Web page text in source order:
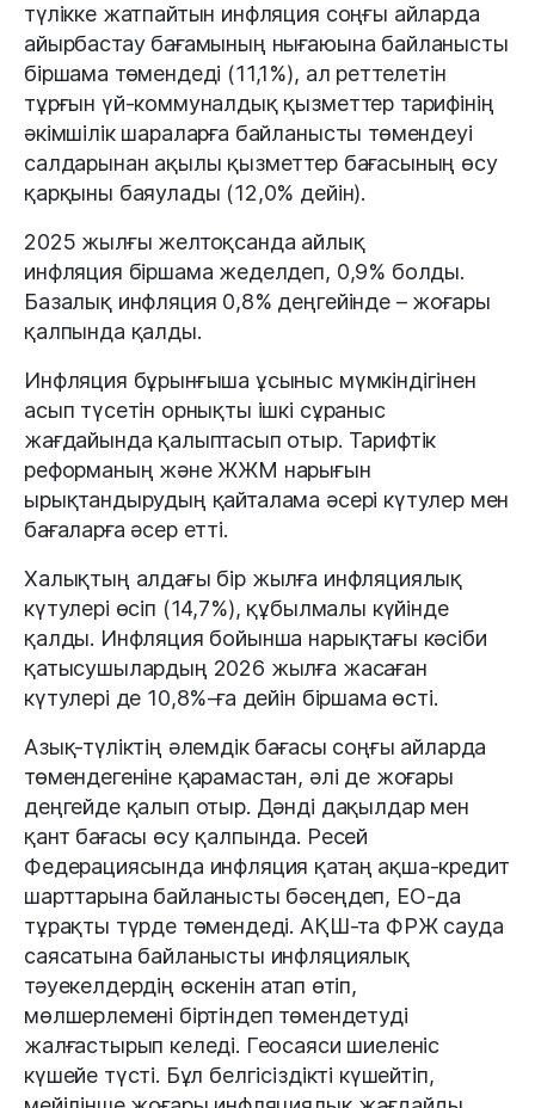
түлікке жатпайтын инфляция соңғы айларда
айырбастау бағамының нығаюына байланысты
біршама төмендеді (11,1%), ал реттелетін
тұрғын үй-коммуналдық қызметтер тарифінің
әкімшілік шараларға байланысты төмендеуі
салдарынан ақылы қызметтер бағасының өсу
қарқыны баяулады (12,0% дейін).
2025 жылғы желтоқсанда айлық
инфляция біршама жеделдеп, 0,9% болды.
Базалық инфляция 0,8% деңгейінде – жоғары
қалпында қалды.
Инфляция бұрынғыша ұсыныс мүмкіндігінен
асып түсетін орнықты ішкі сұраныс
жағдайында қалыптасып отыр. Тарифтік
реформаның және ЖЖМ нарығын
ырықтандырудың қайталама әсері күтулер мен
бағаларға әсер етті.
Халықтың алдағы бір жылға инфляциялық
күтулері өсіп (14,7%), құбылмалы күйінде
қалды. Инфляция бойынша нарықтағы кәсіби
қатысушылардың 2026 жылға жасаған
күтулері де 10,8%-ға дейін біршама өсті.
Азық-түліктің әлемдік бағасы соңғы айларда
төмендегеніне қарамастан, әлі де жоғары
деңгейде қалып отыр. Дәнді дақылдар мен
қант бағасы өсу қалпында. Ресей
Федерациясында инфляция қатаң ақша-кредит
шарттарына байланысты бәсеңдеп, ЕО-да
тұрақты түрде төмендеді. АҚШ-та ФРЖ сауда
саясатына байланысты инфляциялық
тәуекелдердің өскенін атап өтіп,
мөлшерлемені біртіндеп төмендетуді
жалғастырып келеді. Геосаяси шиеленіс
күшейе түсті. Бұл белгісіздікті күшейтіп,